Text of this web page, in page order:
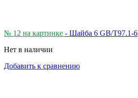
№ 12 на картинке - Шайба 6 GB/T97.1-6
Нет в наличии
Добавить к сравнению